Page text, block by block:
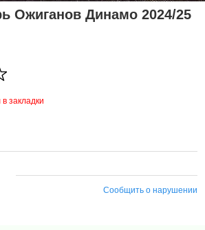
Ожиганов Динамо 2024/25
закладки
Сообщить о нарушении